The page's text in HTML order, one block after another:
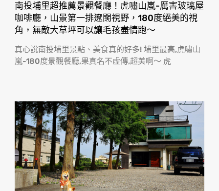
南投埔里超推薦景觀餐廳！虎嘯山嵐-厲害玻璃屋
咖啡廳，山景第一排遼闊視野，180度絕美的視
角，無敵大草坪可以讓毛孩盡情跑〜
真心說南投埔里景點、美食真的好多! 埔里最高,虎嘯山
嵐-180度景觀餐廳,果真名不虛傳,超美啊〜 虎